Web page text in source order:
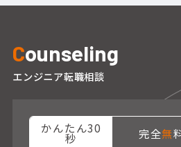
Counseling
エンジニア転職相談
かんたん30
秒 完全無